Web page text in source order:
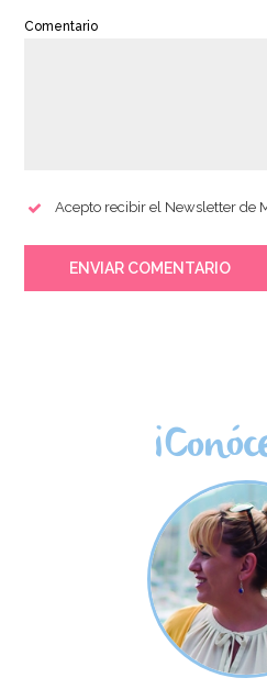
Comentario
Acepto recibir el Newsletter de
ENVIAR COMENTARIO